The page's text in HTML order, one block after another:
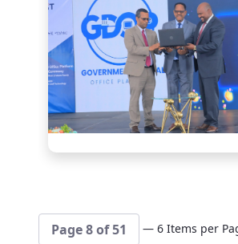
Page 8 of 51 — 6 Items per